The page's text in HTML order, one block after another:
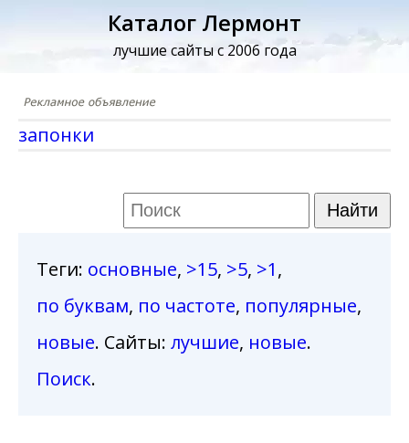
Каталог Лермонт
лучшие сайты с 2006 года
запонки
Теги: основные, >15, >5, >1,
по буквам, по частоте, популярные,
новые. Сайты: лучшие, новые.
Поиск.